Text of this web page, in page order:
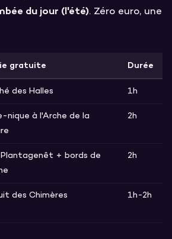
du jour (l'été). Zéro euro, une
gratuite Durée
des Halles 1h
nique à l'Arche de la
2h
+ bords de
2h
des Chimères 1h-2h